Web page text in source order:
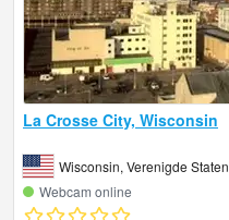
La Crosse City, Wisconsin
Wisconsin, Verenigde Staten
Webcam online